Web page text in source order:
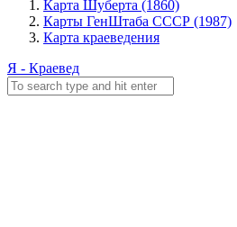
Карта Шуберта (1860)
Карты ГенШтаба СССР (1987)
Карта краеведения
Я - Краевед